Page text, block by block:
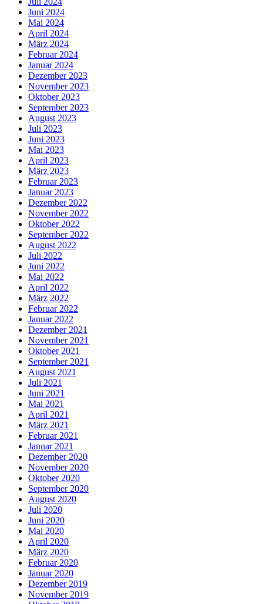
Juni 2024
Mai 2024
April 2024
März 2024
Februar 2024
Januar 2024
Dezember 2023
November 2023
Oktober 2023
September 2023
August 2023
Juli 2023
Juni 2023
Mai 2023
April 2023
März 2023
Februar 2023
Januar 2023
Dezember 2022
November 2022
Oktober 2022
September 2022
August 2022
Juli 2022
Juni 2022
Mai 2022
April 2022
März 2022
Februar 2022
Januar 2022
Dezember 2021
November 2021
Oktober 2021
September 2021
August 2021
Juli 2021
Juni 2021
Mai 2021
April 2021
März 2021
Februar 2021
Januar 2021
Dezember 2020
November 2020
Oktober 2020
September 2020
August 2020
Juli 2020
Juni 2020
Mai 2020
April 2020
März 2020
Februar 2020
Januar 2020
Dezember 2019
November 2019